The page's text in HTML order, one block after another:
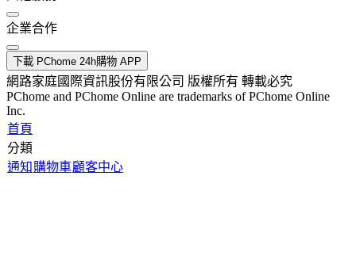
企業合作
下載 PChome 24h購物 APP
網路家庭國際資訊股份有限公司 版權所有 轉載必究
PChome and PChome Online are trademarks of PChome Online
Inc.
首頁
分類
通知 購物車顧客中心